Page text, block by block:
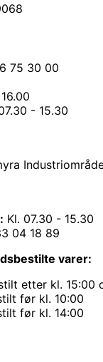
75 30 00
- 15.30
Kl. 07.30 - 15.30
04 18 89
varer:
etter kl. 15:00
før kl. 10:00
før kl. 14:00